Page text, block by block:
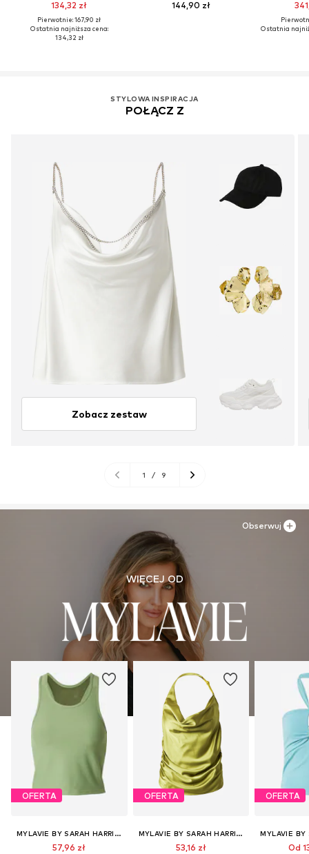
134,32 zł
Pierwotnie: 167,90 zł
Ostatnia najniższa cena:
134,32 zł
144,90 zł
Ostatnia
STYLOWA INSPIRACJA
POŁĄCZ Z
Zobacz zestaw
1 / 9
WIĘCEJ OD
OFERTA
MYLAVIE BY SARAH HARRISON
57,96 zł
OFERTA
MYLAVIE BY SARAH HARRISON
53,16 zł
OFERTA
Od
Obserwuj